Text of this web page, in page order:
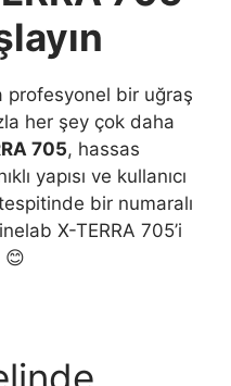
bir uğraş
her şey çok daha
705, hassas
yapısı ve kullanıcı
bir numaralı
X-TERRA 705’i
😊